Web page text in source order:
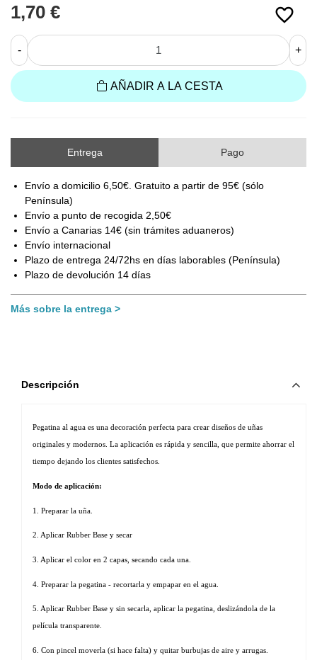
favorite_border
1,70 €
- +
AÑADIR A LA CESTA
Entrega Pago
Envío a domicilio 6,50€. Gratuito a partir de 95€ (sólo
Península)
Envío a punto de recogida 2,50€
Envío a Canarias 14€ (sin trámites aduaneros)
Envío internacional
Plazo de entrega 24/72hs en días laborables (Península)
Plazo de devolución 14 días
Más sobre la entrega
Descripción
Pegatina al agua es una decoración perfecta para crear diseños de uñas
originales y modernos. La aplicación es rápida y sencilla, que permite ahorrar el
tiempo dejando los clientes satisfechos.
Modo de aplicación:
1. Preparar la uña.
2. Aplicar Rubber Base y secar
3. Aplicar el color en 2 capas, secando cada una.
4. Preparar la pegatina - recortarla y empapar en el agua.
5. Aplicar Rubber Base y sin secarla, aplicar la pegatina, deslizándola de la
película transparente.
6. Con pincel moverla (si hace falta) y quitar burbujas de aire y arrugas.